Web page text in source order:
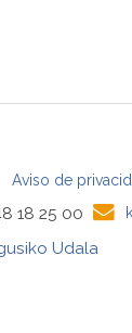
Aviso de
18 25 00
Udala